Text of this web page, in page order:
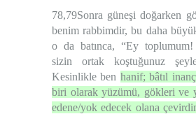
78,79Sonra güneşi doğarken
benim rabbimdir, bu daha
o da batınca, “Ey toplumum!
sizin ortak koştuğunuz
Kesinlikle ben hanif; bâtıl
biri olarak yüzümü, gökleri ve
edene/yok edecek olana